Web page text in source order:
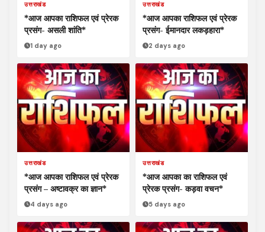
उत्तराखंड
*आज आपका राशिफल एवं प्रेरक
प्रसंग- असली शांति*
1 day ago
उत्तराखंड
*आज आपका राशिफल एवं प्रेरक
प्रसंग- ईमानदार लकड़हारा*
2 days ago
उत्तराखंड
*आज आपका राशिफल एवं प्रेरक
प्रसंग – अष्टावक्र का ज्ञान*
4 days ago
उत्तराखंड
*आज आपका का राशिफल एवं
प्रेरक प्रसंग- कड़वा वचन*
5 days ago